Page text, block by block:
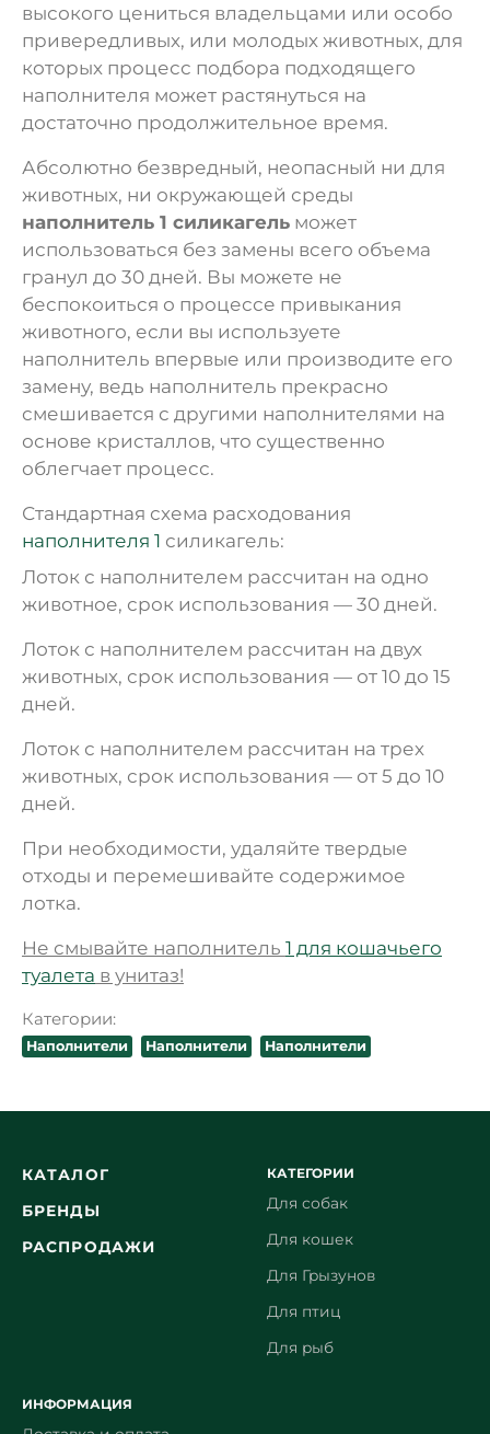
высокого цениться владельцами или особо
привередливых, или молодых животных, для
которых процесс подбора подходящего
наполнителя может растянуться на
достаточно продолжительное время.
Абсолютно безвредный, неопасный ни для
животных, ни окружающей среды
наполнитель 1 силикагель может
использоваться без замены всего объема
гранул до 30 дней. Вы можете не
беспокоиться о процессе привыкания
животного, если вы используете
наполнитель впервые или производите его
замену, ведь наполнитель прекрасно
смешивается с другими наполнителями на
основе кристаллов, что существенно
облегчает процесс.
Стандартная схема расходования
наполнителя 1 силикагель:
Лоток с наполнителем рассчитан на одно
животное, срок использования — 30 дней.
Лоток с наполнителем рассчитан на двух
животных, срок использования — от 10 до 15
дней.
Лоток с наполнителем рассчитан на трех
животных, срок использования — от 5 до 10
дней.
При необходимости, удаляйте твердые
отходы и перемешивайте содержимое
лотка.
Не смывайте наполнитель 1 для кошачьего
туалета в унитаз!
Категории:
Наполнители Наполнители Наполнители
КАТАЛОГ
БРЕНДЫ
РАСПРОДАЖИ
КАТЕГОРИИ
Для собак
Для кошек
Для Грызунов
Для птиц
Для рыб
ИНФОРМАЦИЯ